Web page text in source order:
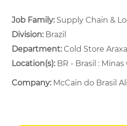
Job Family: Supply Chain &
Division: Brazil
Department: ​ Cold Store
Location(s):BR - Brasil : Minas
Company: McCain do Brasil